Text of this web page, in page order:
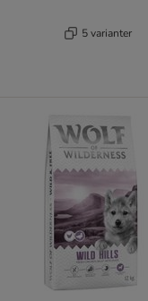
5 varianter